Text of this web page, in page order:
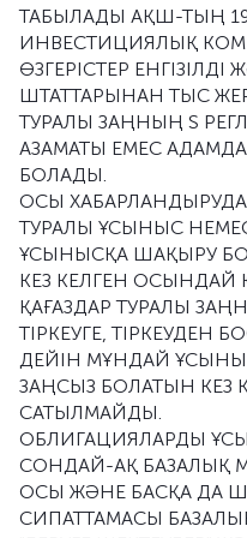
ТАБЫЛАДЫ АҚШ-ТЫҢ
ИНВЕСТИЦИЯЛЫҚ
ӨЗГЕРІСТЕР
ШТАТТАРЫНАН ТЫС
ТУРАЛЫ ЗАҢНЫҢ S
АЗАМАТЫ ЕМЕС
БОЛАДЫ.
ОСЫ ХАБАРЛАНДЫРУДА
ТУРАЛЫ ҰСЫНЫС
ҰСЫНЫСҚА ШАҚЫРУ
КЕЗ КЕЛГЕН
ҚАҒАЗДАР ТУРАЛЫ
ТІРКЕУГЕ, ТІРКЕУДЕН
ДЕЙІН МҰНДАЙ
ЗАҢСЫЗ БОЛАТЫН
САТЫЛМАЙДЫ.
ОБЛИГАЦИЯЛАРДЫ
СОНДАЙ-АҚ БАЗАЛЫҚ
ОСЫ ЖӘНЕ БАСҚА ДА
СИПАТТАМАСЫ